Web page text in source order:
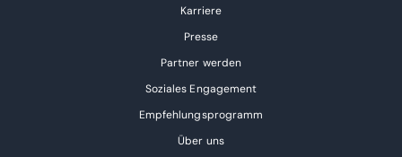
Karriere
Presse
Partner werden
Soziales Engagement
Empfehlungsprogramm
Über uns